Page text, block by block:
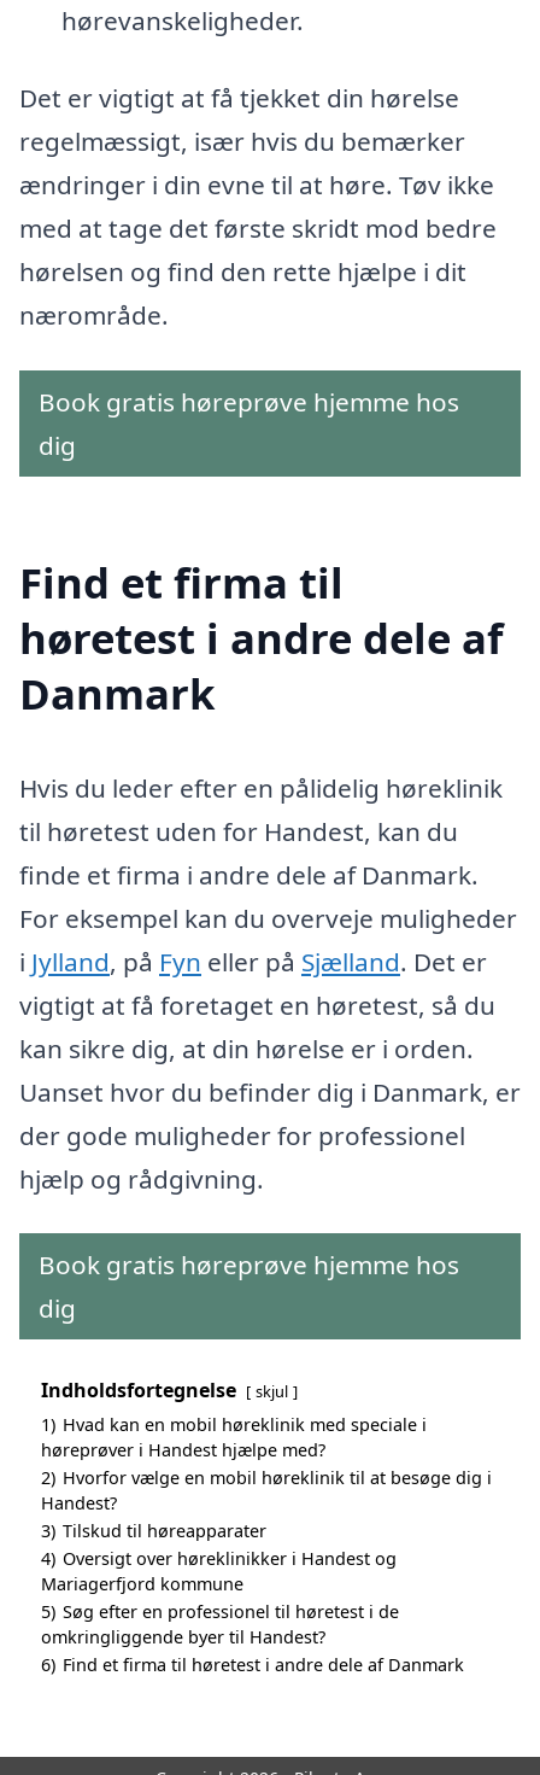
hørevanskeligheder.
Det er vigtigt at få tjekket din hørelse
regelmæssigt, især hvis du bemærker
ændringer i din evne til at høre. Tøv ikke
med at tage det første skridt mod bedre
hørelsen og find den rette hjælpe i dit
nærområde.
Book gratis høreprøve hjemme hos
dig
Find et firma til
høretest i andre dele af
Danmark
Hvis du leder efter en pålidelig høreklinik
til høretest uden for Handest, kan du
finde et firma i andre dele af Danmark.
For eksempel kan du overveje muligheder
i Jylland, på Fyn eller på Sjælland. Det er
vigtigt at få foretaget en høretest, så du
kan sikre dig, at din hørelse er i orden.
Uanset hvor du befinder dig i Danmark, er
der gode muligheder for professionel
hjælp og rådgivning.
Book gratis høreprøve hjemme hos
dig
Indholdsfortegnelse skjul
1) Hvad kan en mobil høreklinik med speciale i
høreprøver i Handest hjælpe med?
2) Hvorfor vælge en mobil høreklinik til at besøge dig i
Handest?
3) Tilskud til høreapparater
4) Oversigt over høreklinikker i Handest og
Mariagerfjord kommune
5) Søg efter en professionel til høretest i de
omkringliggende byer til Handest?
6) Find et firma til høretest i andre dele af Danmark